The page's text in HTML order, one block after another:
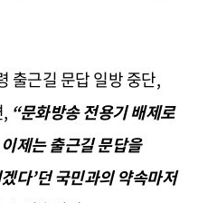
출근길 문답 일방 중단,
, “문화방송 전용기 배제로
이제는 출근길 문답을
다’던 국민과의 약속마저